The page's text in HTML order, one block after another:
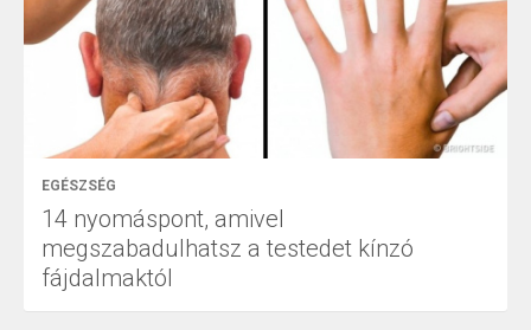
EGÉSZSÉG
14 nyomáspont, amivel
megszabadulhatsz a testedet kínzó
fájdalmaktól